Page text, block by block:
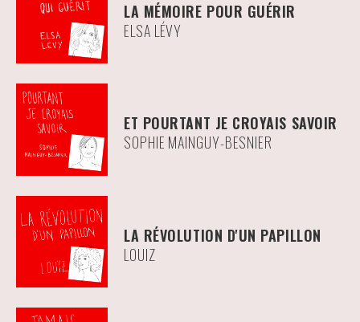
LA MÉMOIRE POUR GUÉRIR
ELSA LÉVY
ET POURTANT JE CROYAIS SAVOIR
SOPHIE MAINGUY-BESNIER
LA RÉVOLUTION D'UN PAPILLON
LOUIZ